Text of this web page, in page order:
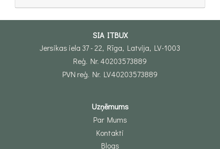
SIA ITBUX
Jersikas iela 37 - 22, Rīga, Latvija, LV-1003
Reģ. Nr. 40203573889
PVN reģ. Nr. LV40203573889
Uzņēmums
Par Mums
Kontakti
Blogs